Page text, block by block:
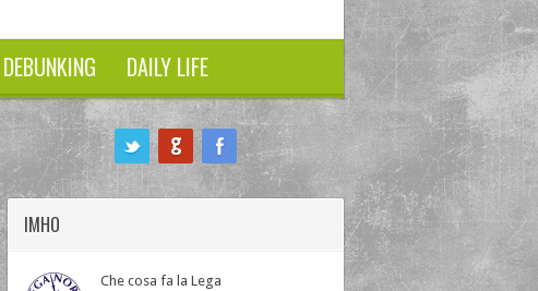
DEBUNKING DAILY LIFE
IMHO
Che cosa fa la Lega